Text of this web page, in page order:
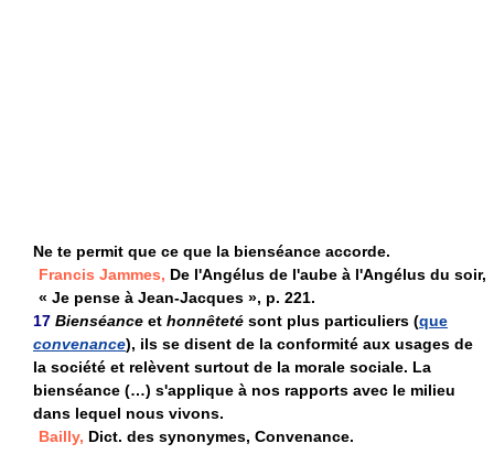
Ne te permit que ce que la bienséance accorde.
Francis Jammes, De l'Angélus de l'aube à l'Angélus du soir,
« Je pense à Jean-Jacques », p. 221.
17 Bienséance et honnêteté sont plus particuliers (que
convenance), ils se disent de la conformité aux usages de
la société et relèvent surtout de la morale sociale. La
bienséance (…) s'applique à nos rapports avec le milieu
dans lequel nous vivons.
Bailly, Dict. des synonymes, Convenance.